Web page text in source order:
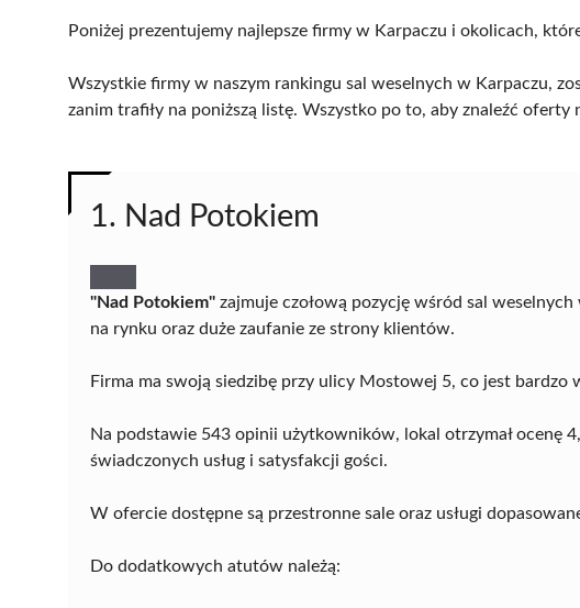
Poniżej prezentujemy najlepsze firmy w Karpaczu i okolicach,
Wszystkie firmy w naszym rankingu sal weselnych w Karpaczu,
zanim trafiły na poniższą listę. Wszystko po to, aby znaleźć
1. Nad Potokiem
"Nad Potokiem" zajmuje czołową pozycję wśród sal
na rynku oraz duże zaufanie ze strony klientów.
Firma ma swoją siedzibę przy ulicy Mostowej 5, co jest bardzo
Na podstawie 543 opinii użytkowników, lokal otrzymał ocenę
świadczonych usług i satysfakcji gości.
W ofercie dostępne są przestronne sale oraz usługi
Do dodatkowych atutów należą: